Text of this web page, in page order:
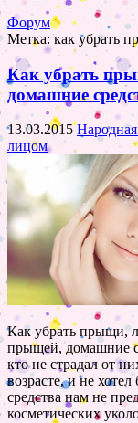
Форум
Метка:как убрать
Как убрать
домашние
13.03.2015
лицом
Как убрать прыщи,
прыщей, домашние
кто не страдал от
возрасте, и не
средства нам не
косметических